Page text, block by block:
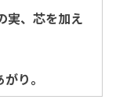
実、芯を加え
り。